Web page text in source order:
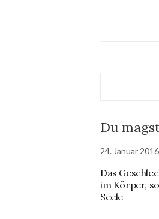
Du
24. Januar 2016
Das
im Körper,
Seele